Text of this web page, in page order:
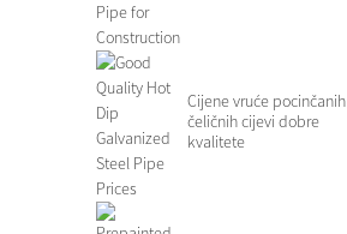
Cijene vruće pocinčanih
čeličnih cijevi dobre
kvalitete